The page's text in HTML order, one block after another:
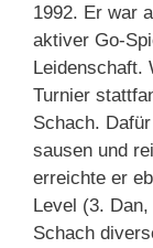
1992. Er war
aktiver Go-
Leidenschaft.
Turnier
Schach.
sausen und
erreichte er
Level (3.
Schach